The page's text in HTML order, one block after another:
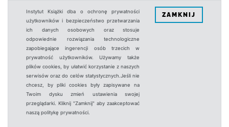
Instytut Książki dba o ochronę prywatności
użytkowników i bezpieczeństwo przetwarzania
ich danych osobowych oraz stosuje
odpowiednie rozwiązania technologiczne
zapobiegające ingerencji osób trzecich w
prywatność użytkowników. Używamy także
plików cookies, by ułatwić korzystanie z naszych
serwisów oraz do celów statystycznych.Jeśli nie
chcesz, by pliki cookies były zapisywane na
Twoim dysku zmień ustawienia swojej
przeglądarki. Kliknij "Zamknij" aby zaakceptować
naszą politykę prywatności.
ZAMKNIJ